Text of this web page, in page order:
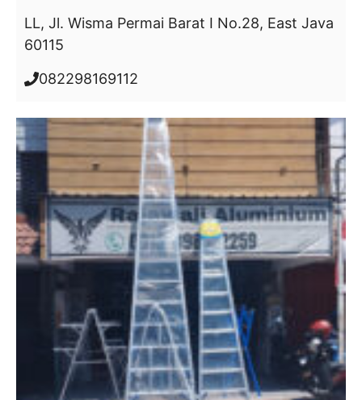
LL, Jl. Wisma Permai Barat I No.28, East Java
60115
082298169112